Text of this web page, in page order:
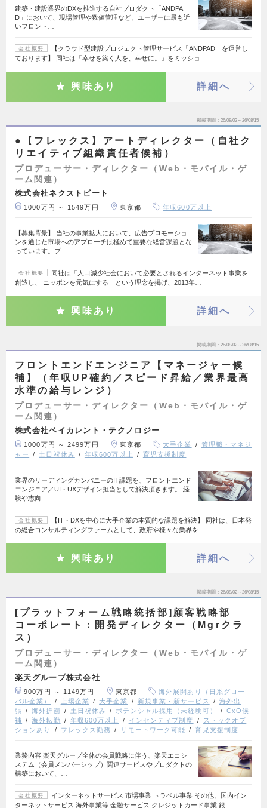
建築・建設業界のDXを推進する自社プロダクト「ANDPA
D」において、現場管理や数値管理など、ユーザーに最も近
いフロント…
会社概要
【クラウド型建設プロジェクト管理サービス「ANDPAD」を運営し
ております】 同社は「幸せを築く人を、幸せに。」をミッショ…
興味あり 詳細へ
掲載期間 26/08/02～26/08/15
●【フレックス】アートディレクター（自社ク
リエイティブ組織責任者候補）
プロデューサー・ディレクター（Web・モバイル・ゲ
ーム関連）
株式会社ネクストビート
1000万円 ～ 1549万円 東京都 年収600万以上
【募集背景】 当社の事業拡大において、広告プロモーショ
ンを通じた市場へのアプローチは極めて重要な経営課題とな
っています。ブ…
会社概要
同社は「人口減少社会において必要とされるインターネット事業を
創造し、 ニッポンを元気にする」という理念を掲げ、2013年…
興味あり 詳細へ
掲載期間 26/08/02～26/08/15
フロントエンドエンジニア【マネージャー候
補】（年収UP確約／スピード昇給／業界最高
水準の給与レンジ）
プロデューサー・ディレクター（Web・モバイル・ゲ
ーム関連）
株式会社ベイカレント・テクノロジー
1000万円 ～ 2499万円 東京都 大手企業
管理職・マネジ
ャー
土日祝休み 年収600万以上 育児支援制度
業界のリーディングカンパニーのIT課題を、フロントエンド
エンジニア／UI・UXデザイン担当として解決頂きます。 経
験や志向…
会社概要
【IT・DXを中心に大手企業の本質的な課題を解決】 同社は、日本発
の総合コンサルティングファームとして、政府や様々な業界を…
興味あり 詳細へ
掲載期間 26/08/02～26/08/15
[プラットフォーム戦略統括部]顧客戦略部
コーポレート：開発ディレクター（Mgrクラ
ス）
プロデューサー・ディレクター（Web・モバイル・ゲ
ーム関連）
楽天グループ株式会社
900万円 ～ 1149万円 東京都
海外展開あり（日系グロー
バル企業）
上場企業 大手企業 新規事業・新サービス
海外出
張
海外折衝 土日祝休み ポテンシャル採用（未経験可）
CxO候
補
海外転勤 年収600万以上 インセンティブ制度
ストックオプ
ションあり
フレックス勤務 リモートワーク可能 育児支援制度
業務内容 楽天グループ全体の会員戦略に伴う、楽天エコシ
ステム（会員メンバーシップ）関連サービスやプロダクトの
構築において、…
会社概要
インターネットサービス 市場事業 トラベル事業 その他、国内イン
ターネットサービス 海外事業等 金融サービス クレジットカード事業 銀…